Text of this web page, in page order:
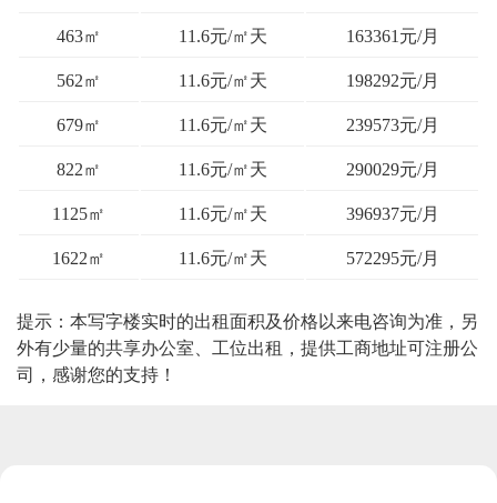
463㎡ 11.6元/㎡天 163361元/月
562㎡ 11.6元/㎡天 198292元/月
679㎡ 11.6元/㎡天 239573元/月
822㎡ 11.6元/㎡天 290029元/月
1125㎡ 11.6元/㎡天 396937元/月
1622㎡ 11.6元/㎡天 572295元/月
提示：本写字楼实时的出租面积及价格以来电咨询为准，另
外有少量的共享办公室、工位出租，提供工商地址可注册公
司，感谢您的支持！